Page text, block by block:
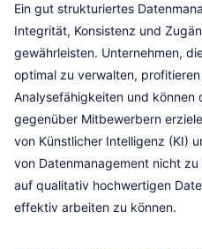
Ein gut strukturiertes
Integrität, Konsistenz und
gewährleisten. Unternehmen,
optimal zu verwalten,
Analysefähigkeiten und können
gegenüber Mitbewerbern
von Künstlicher Intelligenz (KI)
von Datenmanagement nicht
auf qualitativ hochwertigen
effektiv arbeiten zu können.